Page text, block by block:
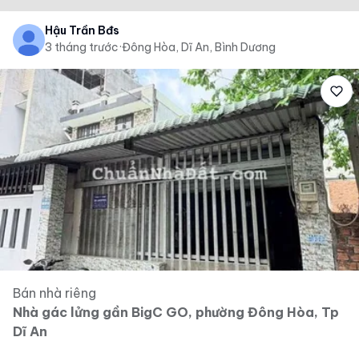
Hậu Trần Bđs
3 tháng trước·Đông Hòa, Dĩ An, Bình Dương
Bán nhà riêng
Nhà gác lửng gần BigC GO, phường Đông Hòa, Tp
Dĩ An